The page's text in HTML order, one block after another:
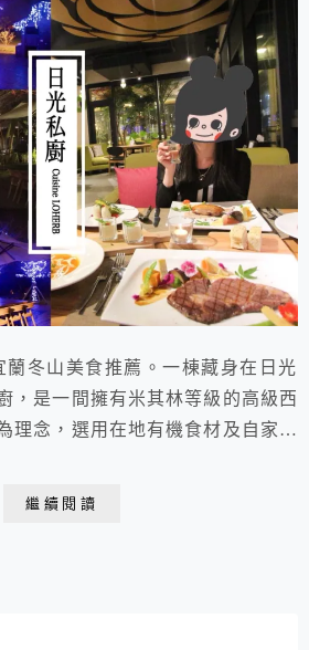
冬山美食推薦。一棟藏身在日光
，是一間擁有米其林等級的高級西
理念，選用在地有機食材及自家種
繼續閱讀